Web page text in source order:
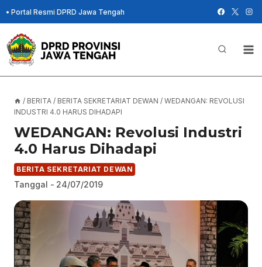
Skip
to
content
• Portal Resmi DPRD Jawa Tengah
/ BERITA / BERITA SEKRETARIAT DEWAN / WEDANGAN: REVOLUSI
INDUSTRI 4.0 HARUS DIHADAPI
WEDANGAN: Revolusi Industri
4.0 Harus Dihadapi
BERITA SEKRETARIAT DEWAN
Tanggal - 24/07/2019